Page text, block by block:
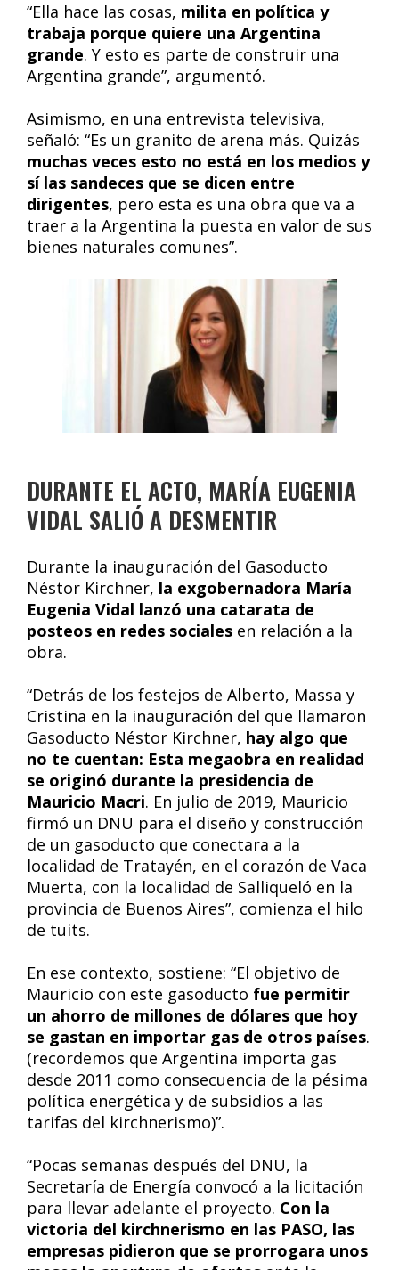
“Ella hace las cosas, milita en política y
trabaja porque quiere una Argentina
grande. Y esto es parte de construir una
Argentina grande”, argumentó.
Asimismo, en una entrevista televisiva,
señaló: “Es un granito de arena más. Quizás
muchas veces esto no está en los medios y
sí las sandeces que se dicen entre
dirigentes, pero esta es una obra que va a
traer a la Argentina la puesta en valor de sus
bienes naturales comunes”.
DURANTE EL ACTO, MARÍA EUGENIA
VIDAL SALIÓ A DESMENTIR
Durante la inauguración del Gasoducto
Néstor Kirchner, la exgobernadora María
Eugenia Vidal lanzó una catarata de
posteos en redes sociales en relación a la
obra.
“Detrás de los festejos de Alberto, Massa y
Cristina en la inauguración del que llamaron
Gasoducto Néstor Kirchner, hay algo que
no te cuentan: Esta megaobra en realidad
se originó durante la presidencia de
Mauricio Macri. En julio de 2019, Mauricio
firmó un DNU para el diseño y construcción
de un gasoducto que conectara a la
localidad de Tratayén, en el corazón de Vaca
Muerta, con la localidad de Salliqueló en la
provincia de Buenos Aires”, comienza el hilo
de tuits.
En ese contexto, sostiene: “El objetivo de
Mauricio con este gasoducto fue permitir
un ahorro de millones de dólares que hoy
se gastan en importar gas de otros países.
(recordemos que Argentina importa gas
desde 2011 como consecuencia de la pésima
política energética y de subsidios a las
tarifas del kirchnerismo)”.
“Pocas semanas después del DNU, la
Secretaría de Energía convocó a la licitación
para llevar adelante el proyecto. Con la
victoria del kirchnerismo en las PASO, las
empresas pidieron que se prorrogara unos